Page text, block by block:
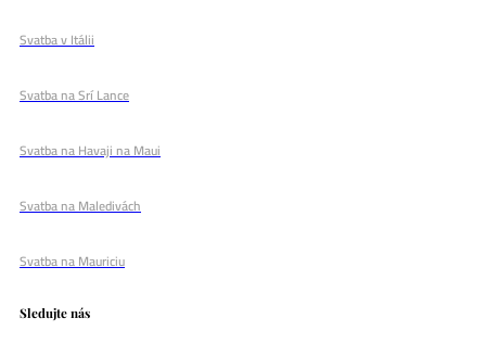
Svatba v Itálii
Svatba na Srí Lance
Svatba na Havaji na Maui
Svatba na Maledivách
Svatba na Mauriciu
Sledujte nás